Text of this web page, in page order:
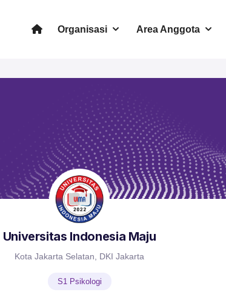
Organisasi Area Anggota
Universitas Indonesia Maju
Kota Jakarta Selatan, DKI Jakarta
S1 Psikologi